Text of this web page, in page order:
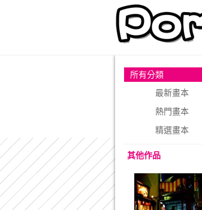
所有分類
最新畫本
熱門畫本
精選畫本
其他作品